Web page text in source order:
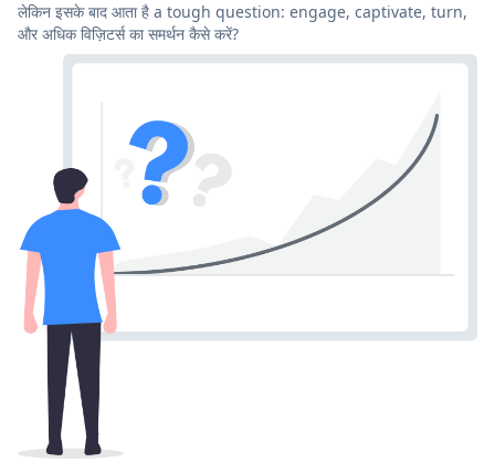
लेकिन इसके बाद आता है a tough question: engage, captivate, turn,
और अधिक विज़िटर्स का समर्थन कैसे करें?